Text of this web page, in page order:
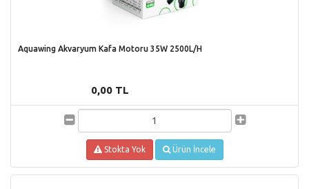
Aquawing Akvaryum Kafa Motoru 35W 2500L/H
0,00 TL
Stokta Yok Ürün İncele